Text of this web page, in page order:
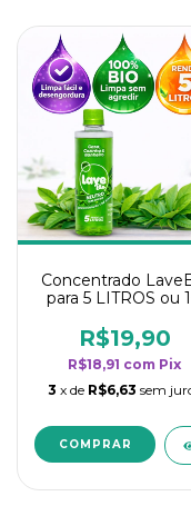
Concentrado
para 5 LITROS ou
rendimento da
categoria - Neutro
R$19,90
R$18,91 com Pix
3 x de R$6,63 sem